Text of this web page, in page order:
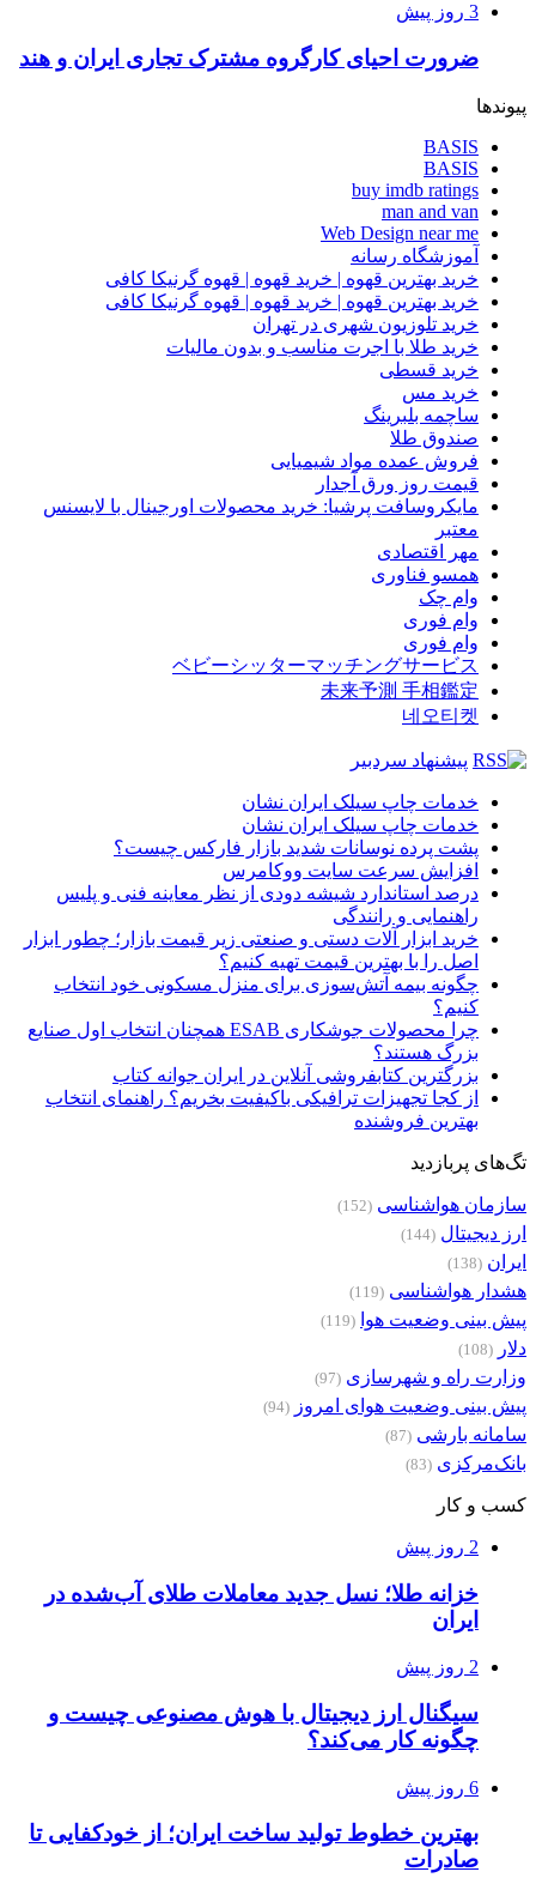
3 روز پیش
ضرورت احیای کارگروه مشترک تجاری ایران و هند
پیوندها
BASIS
BASIS
buy imdb ratings
man and van
Web Design near me
آموزشگاه رسانه
خرید بهترین قهوه | خرید قهوه | قهوه گرنیکا کافی
خرید بهترین قهوه | خرید قهوه | قهوه گرنیکا کافی
خرید تلوزیون شهری در تهران
خرید طلا با اجرت مناسب و بدون مالیات
خرید قسطی
خرید مس
ساچمه بلبرینگ
صندوق طلا
فروش عمده مواد شیمیایی
قیمت روز ورق آجدار
مایکروسافت پرشیا: خرید محصولات اورجینال با لایسنس
معتبر
مهر اقتصادی
همسو فناوری
وام چک
وام فوری
وام فوری
ベビーシッターマッチングサービス
未来予測 手相鑑定
네오티켓
پیشنهاد سردبیر
خدمات چاپ سیلک ایران نشان
خدمات چاپ سیلک ایران نشان
پشت پرده نوسانات شدید بازار فارکس چیست؟
افزایش سرعت سایت ووکامرس
درصد استاندارد شیشه دودی از نظر معاینه فنی و پلیس
راهنمایی و رانندگی
خرید ابزار آلات دستی و صنعتی زیر قیمت بازار؛ چطور ابزار
اصل را با بهترین قیمت تهیه کنیم؟
چگونه بیمه آتش‌سوزی برای منزل مسکونی خود انتخاب
کنیم؟
چرا محصولات جوشکاری ESAB همچنان انتخاب اول صنایع
بزرگ هستند؟
بزرگترین کتابفروشی آنلاین در ایران جوانه کتاب
از کجا تجهیزات ترافیکی باکیفیت بخریم؟ راهنمای انتخاب
بهترین فروشنده
تگ‌های پربازدید
سازمان هواشناسی (152)
ارز دیجیتال (144)
ایران (138)
هشدار هواشناسی (119)
پیش بینی وضعیت هوا (119)
دلار (108)
وزارت راه و شهرسازی (97)
پیش بینی وضعیت هوای امروز (94)
سامانه بارشی (87)
بانک‌مرکزی (83)
کسب و کار
2 روز پیش
خزانه طلا؛ نسل جدید معاملات طلای آب‌شده در
ایران
2 روز پیش
سیگنال ارز دیجیتال با هوش مصنوعی چیست و
چگونه کار می‌کند؟
6 روز پیش
بهترین خطوط تولید ساخت ایران؛ از خودکفایی تا
صادرات